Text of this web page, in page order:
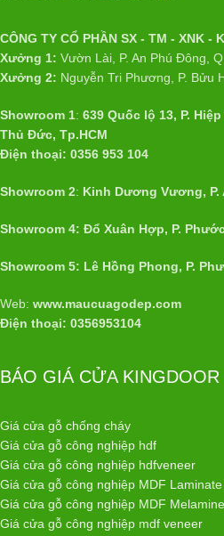
CÔNG TY CỔ PHẦN SX - TM - XNK -
Xưởng 1: Vườn Lài, P. An Phú Đông,
Xưởng 2: Nguyễn Tri Phương, P. Bửu
Showroom 1: 639 Quốc lộ 13, P.
Thủ Đức, Tp.HCM
Điện thoại: 0356 953 104
Showroom 2: Kinh Dương Vương, P.
Showroom 4: Đổ Xuân Hợp, P.
Showroom 5: Lê Hồng Phong, P.
Web: www.maucuagodep.com
Điện thoại: 0356953104
BÁO GIÁ CỬA KINGDOOR
Giá cửa gỗ chống cháy
Giá cửa gỗ công nghiệp hdf
Giá cửa gỗ công nghiệp hdfveneer
Giá cửa gỗ công nghiệp MDF Laminate
Giá cửa gỗ công nghiệp MDF Melamine
Giá cửa gỗ công nghiệp mdf veneer